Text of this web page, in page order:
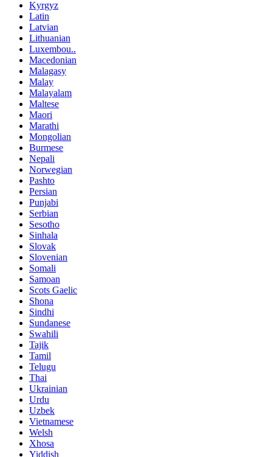
Kyrgyz
Latin
Latvian
Lithuanian
Luxembou..
Macedonian
Malagasy
Malay
Malayalam
Maltese
Maori
Marathi
Mongolian
Burmese
Nepali
Norwegian
Pashto
Persian
Punjabi
Serbian
Sesotho
Sinhala
Slovak
Slovenian
Somali
Samoan
Scots Gaelic
Shona
Sindhi
Sundanese
Swahili
Tajik
Tamil
Telugu
Thai
Ukrainian
Urdu
Uzbek
Vietnamese
Welsh
Xhosa
Yiddish